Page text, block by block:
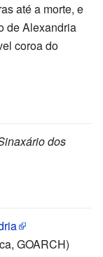
até a morte, e
de Alexandria
coroa do
dos
GOARCH)